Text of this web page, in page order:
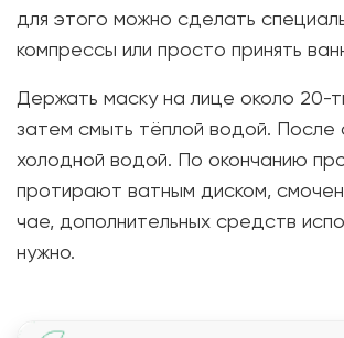
для этого можно сделать
компрессы или просто принять
Держать маску на лице около 20-
затем смыть тёплой водой. После
холодной водой. По окончанию
протирают ватным диском,
чае, дополнительных средств
нужно.